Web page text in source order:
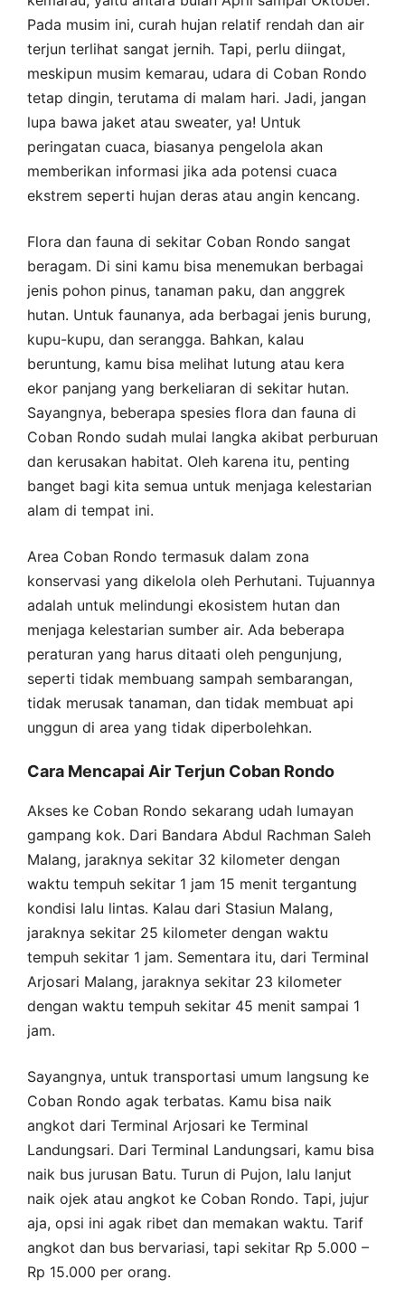
Pada musim ini, curah hujan relatif rendah dan air
terjun terlihat sangat jernih. Tapi, perlu diingat,
meskipun musim kemarau, udara di Coban Rondo
tetap dingin, terutama di malam hari. Jadi, jangan
lupa bawa jaket atau sweater, ya! Untuk
peringatan cuaca, biasanya pengelola akan
memberikan informasi jika ada potensi cuaca
ekstrem seperti hujan deras atau angin kencang.
Flora dan fauna di sekitar Coban Rondo sangat
beragam. Di sini kamu bisa menemukan berbagai
jenis pohon pinus, tanaman paku, dan anggrek
hutan. Untuk faunanya, ada berbagai jenis burung,
kupu-kupu, dan serangga. Bahkan, kalau
beruntung, kamu bisa melihat lutung atau kera
ekor panjang yang berkeliaran di sekitar hutan.
Sayangnya, beberapa spesies flora dan fauna di
Coban Rondo sudah mulai langka akibat perburuan
dan kerusakan habitat. Oleh karena itu, penting
banget bagi kita semua untuk menjaga kelestarian
alam di tempat ini.
Area Coban Rondo termasuk dalam zona
konservasi yang dikelola oleh Perhutani. Tujuannya
adalah untuk melindungi ekosistem hutan dan
menjaga kelestarian sumber air. Ada beberapa
peraturan yang harus ditaati oleh pengunjung,
seperti tidak membuang sampah sembarangan,
tidak merusak tanaman, dan tidak membuat api
unggun di area yang tidak diperbolehkan.
Cara Mencapai Air Terjun Coban Rondo
Akses ke Coban Rondo sekarang udah lumayan
gampang kok. Dari Bandara Abdul Rachman Saleh
Malang, jaraknya sekitar 32 kilometer dengan
waktu tempuh sekitar 1 jam 15 menit tergantung
kondisi lalu lintas. Kalau dari Stasiun Malang,
jaraknya sekitar 25 kilometer dengan waktu
tempuh sekitar 1 jam. Sementara itu, dari Terminal
Arjosari Malang, jaraknya sekitar 23 kilometer
dengan waktu tempuh sekitar 45 menit sampai 1
jam.
Sayangnya, untuk transportasi umum langsung ke
Coban Rondo agak terbatas. Kamu bisa naik
angkot dari Terminal Arjosari ke Terminal
Landungsari. Dari Terminal Landungsari, kamu bisa
naik bus jurusan Batu. Turun di Pujon, lalu lanjut
naik ojek atau angkot ke Coban Rondo. Tapi, jujur
aja, opsi ini agak ribet dan memakan waktu. Tarif
angkot dan bus bervariasi, tapi sekitar Rp 5.000 –
Rp 15.000 per orang.